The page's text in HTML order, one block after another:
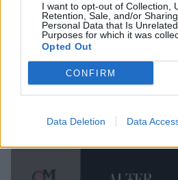
I want to opt-out of Collection,
Retention, Sale, and/or
Personal Data that Is
Purposes for which it was
Opted Out
CONFIRM
Data Deletion Data
Σπάρτη: Οι
Music Bar
20/06/2026 11:53